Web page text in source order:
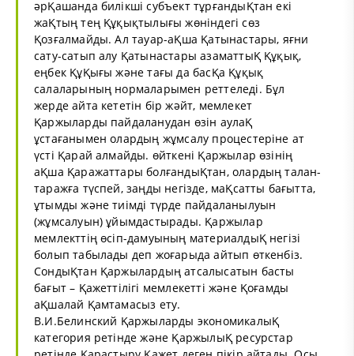
әрҚашанда билікші субъект тұрғандыҚтан екі
жаҚтың тең Құқықтылығы жөніндегі сөз
Қозғалмайды. Ал тауар-аҚша Қатынастары, яғни
сату-сатып алу Қатынастары азаматтыҚ Құқық,
еңбек ҚұҚығы және тағы да басҚа Құқық
салаларының нормаларымен реттеледі. Бұл
жерде айта кететін бір жәйт, мемлекет
Қаржыларды пайдаланудан өзін аулаҚ
ұстағанымен олардың жұмсалу процестеріне ат
үсті Қарай алмайды. өйткені Қаржылар өзінің
аҚша Қаражаттары болғандыҚтан, олардың талан-
таражға түспей, заңды негізде, маҚсатты бағытта,
ұтымды және тиімді түрде пайдаланылуын
(жұмсалуын) ұйымдастырады. Қаржылар
мемлекттің өсіп-дамуының материалдыҚ негізі
болып табылады деп жоғарыда айтып өткенбіз.
СондыҚтан Қаржылардың атсалысатын басты
бағыт – Қажеттілігі мемлекетті және Қоғамды
аҚшалай Қамтамасыз ету.
В.И.Белинский Қаржыларды экономикалыҚ
категория ретінде және ҚаржылыҚ ресурстар